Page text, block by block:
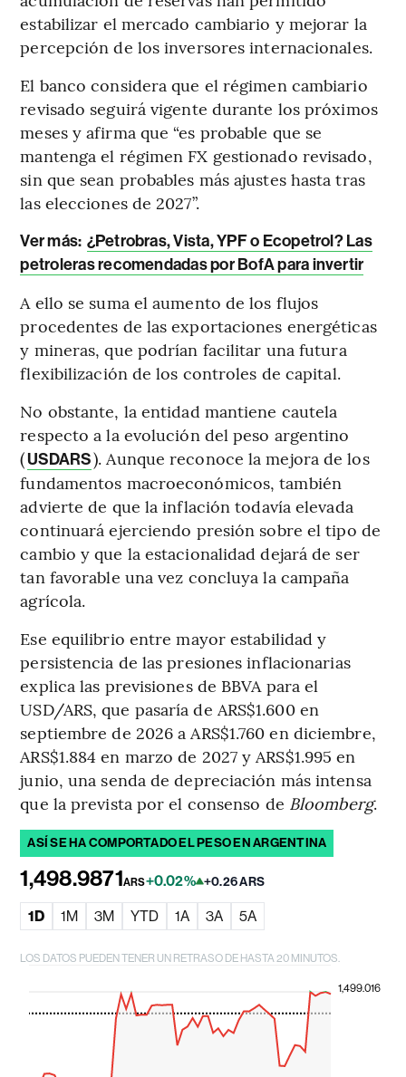
estabilizar el mercado cambiario y mejorar la
percepción de los inversores internacionales.
El banco considera que el régimen cambiario
revisado seguirá vigente durante los próximos
meses y afirma que “es probable que se
mantenga el régimen FX gestionado revisado,
sin que sean probables más ajustes hasta tras
las elecciones de 2027”.
Ver más: ¿Petrobras, Vista, YPF o Ecopetrol? Las
petroleras recomendadas por BofA para invertir
A ello se suma el aumento de los flujos
procedentes de las exportaciones energéticas
y mineras, que podrían facilitar una futura
flexibilización de los controles de capital.
No obstante, la entidad mantiene cautela
respecto a la evolución del peso argentino
(USDARS). Aunque reconoce la mejora de los
fundamentos macroeconómicos, también
advierte de que la inflación todavía elevada
continuará ejerciendo presión sobre el tipo de
cambio y que la estacionalidad dejará de ser
tan favorable una vez concluya la campaña
agrícola.
Ese equilibrio entre mayor estabilidad y
persistencia de las presiones inflacionarias
explica las previsiones de BBVA para el
USD/ARS, que pasaría de ARS$1.600 en
septiembre de 2026 a ARS$1.760 en diciembre,
ARS$1.884 en marzo de 2027 y ARS$1.995 en
junio, una senda de depreciación más intensa
que la prevista por el consenso de Bloomberg.
ASÍ SE HA COMPORTADO EL PESO EN ARGENTINA
1,498.9871ARS+0.02% +0.26 ARS
1D 1M 3M YTD 1A 3A 5A
LOS DATOS PUEDEN TENER UN RETRASO DE HASTA 20 MINUTOS.
1,499.016